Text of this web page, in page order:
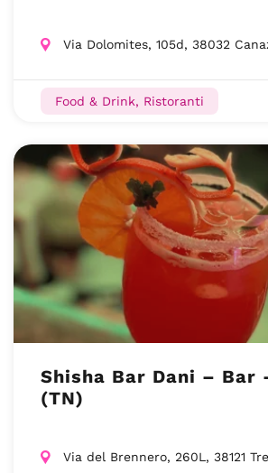
Via Dolomites, 105d, 38032
Food & Drink, Ristoranti
Shisha Bar Dani – Bar
(TN)
Via del Brennero, 260L, 38121